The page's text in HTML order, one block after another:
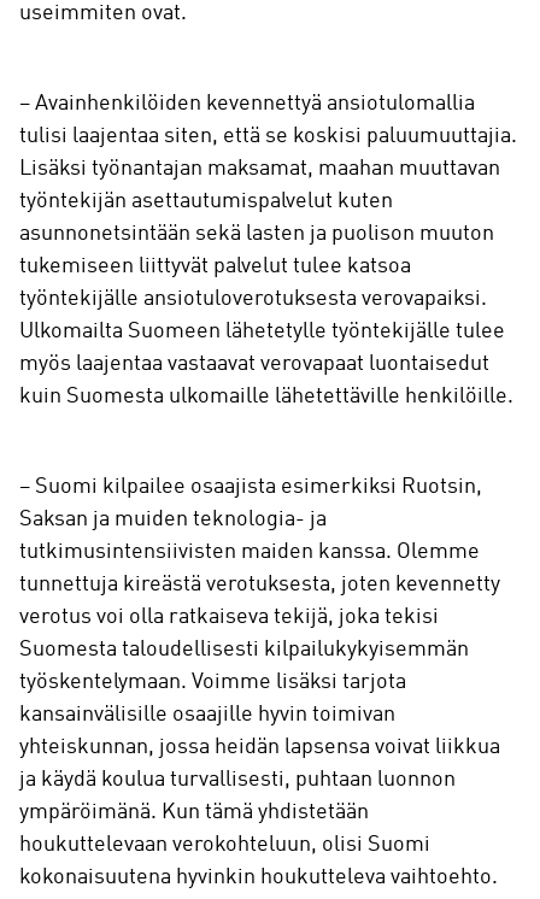
useimmiten ovat.
– Avainhenkilöiden kevennettyä ansiotulomallia
tulisi laajentaa siten, että se koskisi paluumuuttajia.
Lisäksi työnantajan maksamat, maahan muuttavan
työntekijän asettautumispalvelut kuten
asunnonetsintään sekä lasten ja puolison muuton
tukemiseen liittyvät palvelut tulee katsoa
työntekijälle ansiotuloverotuksesta verovapaiksi.
Ulkomailta Suomeen lähetetylle työntekijälle tulee
myös laajentaa vastaavat verovapaat luontaisedut
kuin Suomesta ulkomaille lähetettäville henkilöille.
– Suomi kilpailee osaajista esimerkiksi Ruotsin,
Saksan ja muiden teknologia- ja
tutkimusintensiivisten maiden kanssa. Olemme
tunnettuja kireästä verotuksesta, joten kevennetty
verotus voi olla ratkaiseva tekijä, joka tekisi
Suomesta taloudellisesti kilpailukykyisemmän
työskentelymaan. Voimme lisäksi tarjota
kansainvälisille osaajille hyvin toimivan
yhteiskunnan, jossa heidän lapsensa voivat liikkua
ja käydä koulua turvallisesti, puhtaan luonnon
ympäröimänä. Kun tämä yhdistetään
houkuttelevaan verokohteluun, olisi Suomi
kokonaisuutena hyvinkin houkutteleva vaihtoehto.